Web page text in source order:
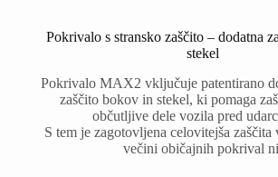
Pokrivalo s stransko zaščito – dodatna
stekel
Pokrivalo MAX2 vključuje patentirano
zaščito bokov in stekel, ki pomaga
občutljive dele vozila pred
S tem je zagotovljena celovitejša
večini običajnih pokrival